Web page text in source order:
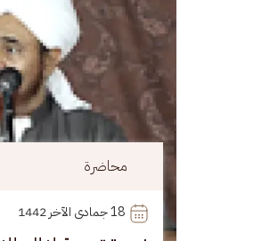
محاضرة
18